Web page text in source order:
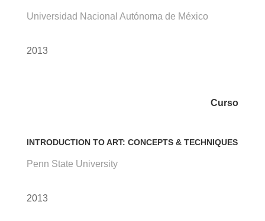
Universidad Nacional Autónoma de México
2013
Curso
INTRODUCTION TO ART: CONCEPTS & TECHNIQUES
Penn State University
2013